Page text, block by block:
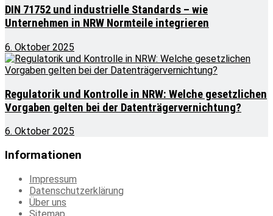
DIN 71752 und industrielle Standards – wie
Unternehmen in NRW Normteile integrieren
6. Oktober 2025
Regulatorik und Kontrolle in NRW: Welche gesetzlichen
Vorgaben gelten bei der Datenträgervernichtung?
6. Oktober 2025
Informationen
Impressum
Datenschutzerklärung
Über uns
Sitemap